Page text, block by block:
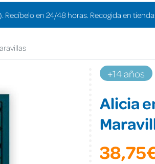
en 24/48 horas. Recogida en
+14 años
Alicia